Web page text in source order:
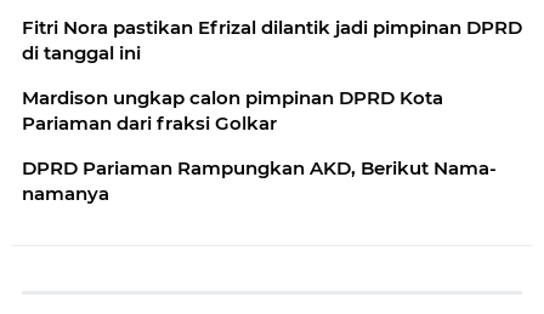
Fitri Nora pastikan Efrizal dilantik jadi pimpinan DPRD
di tanggal ini
Mardison ungkap calon pimpinan DPRD Kota
Pariaman dari fraksi Golkar
DPRD Pariaman Rampungkan AKD, Berikut Nama-
namanya